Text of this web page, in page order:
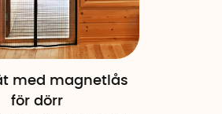
med magnetlås
för dörr